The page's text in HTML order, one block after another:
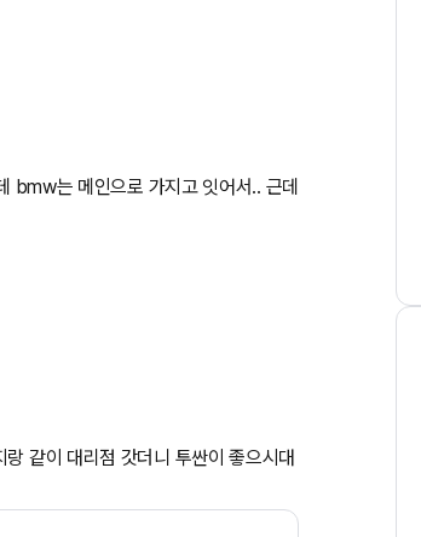
bmw는 메인으로 가지고 잇어서.. 근데
같이 대리점 갓더니 투싼이 좋으시대